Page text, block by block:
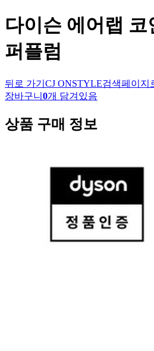
다이슨 에어랩 코
퍼플럼
뒤로 가기 CJ ONSTYLE검색페이지
장바구니 0개 담겨있음
상품 구매 정보